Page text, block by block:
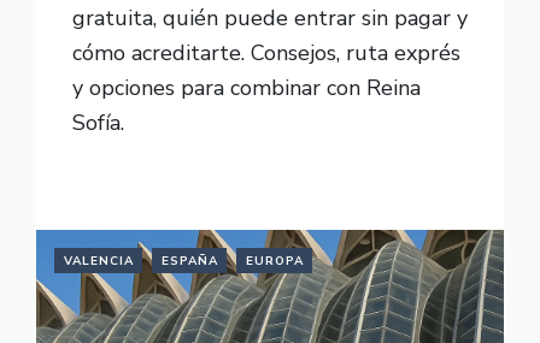
gratuita, quién puede entrar sin pagar y
cómo acreditarte. Consejos, ruta exprés
y opciones para combinar con Reina
Sofía.
VALENCIA ESPAÑA EUROPA